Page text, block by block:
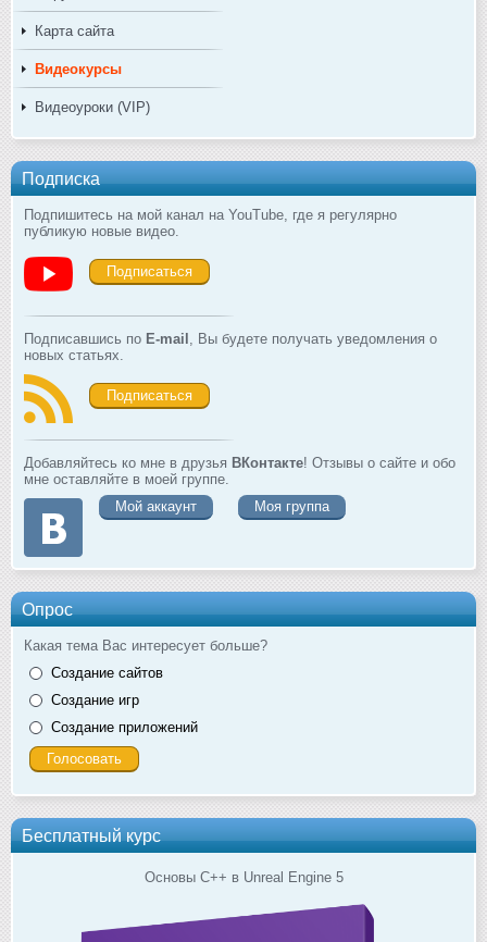
Карта сайта
Видеокурсы
Видеоуроки (VIP)
Подписка
Подпишитесь на мой канал на YouTube, где я регулярно
публикую новые видео.
Подписаться
Подписавшись по E-mail , Вы будете получать уведомления о
новых статьях.
Подписаться
Добавляйтесь ко мне в друзья ВКонтакте! Отзывы о сайте и обо
мне оставляйте в моей группе.
Мой аккаунт
Моя группа
Опрос
Какая тема Вас интересует больше?
Создание сайтов
Создание игр
Создание приложений
Бесплатный курс
Основы C++ в Unreal Engine 5